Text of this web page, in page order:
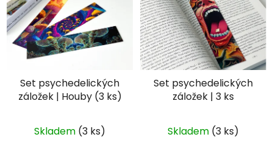
Set psychedelických
záložek | Houby (3 ks)
Skladem (3 ks)
Set psychedelických
záložek | 3 ks
Skladem (3 ks)